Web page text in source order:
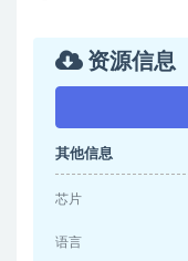
资源信息
其他信息
芯片
语言